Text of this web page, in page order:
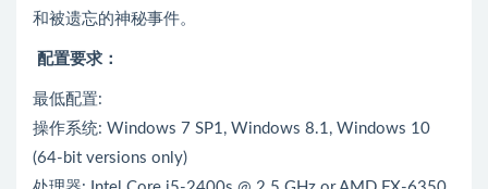
和被遗忘的神秘事件。
配置要求：
最低配置:
操作系统: Windows 7 SP1, Windows 8.1, Windows 10
(64-bit versions only)